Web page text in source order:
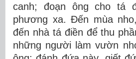
canh; đoạn ông cho tá
phương xa. Ðến mùa
đến nhà tá điền để thu
những người làm vườn